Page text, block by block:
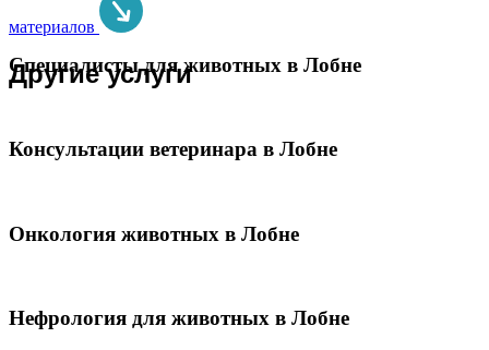
материалов
Другие услуги
Специалисты для животных в Лобне
Консультации ветеринара в Лобне
Онкология животных в Лобне
Нефрология для животных в Лобне